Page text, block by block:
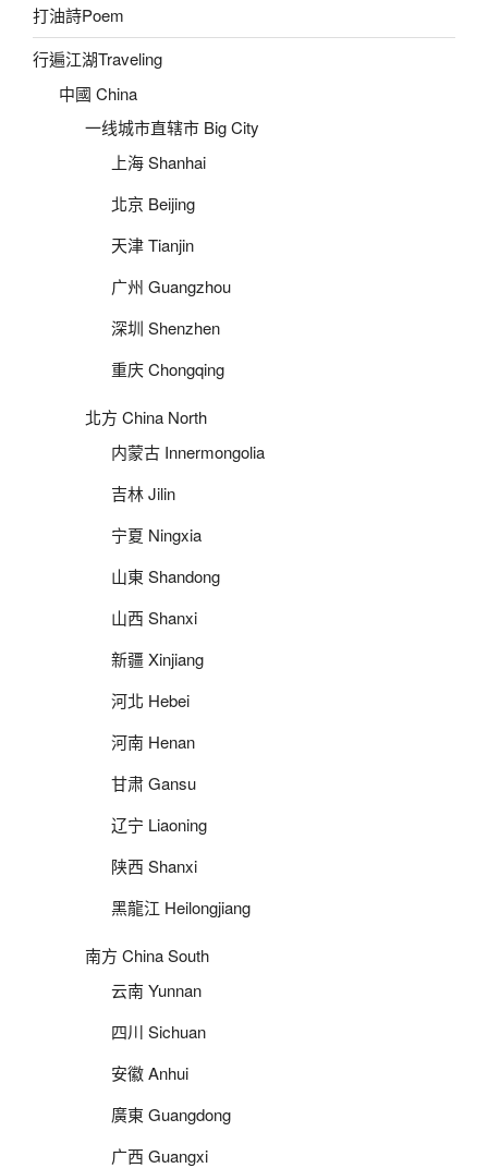
打油詩Poem
行遍江湖Traveling
中國 China
一线城市直辖市 Big City
上海 Shanhai
北京 Beijing
天津 Tianjin
广州 Guangzhou
深圳 Shenzhen
重庆 Chongqing
北方 China North
内蒙古 Innermongolia
吉林 Jilin
宁夏 Ningxia
山東 Shandong
山西 Shanxi
新疆 Xinjiang
河北 Hebei
河南 Henan
甘肃 Gansu
辽宁 Liaoning
陕西 Shanxi
黑龍江 Heilongjiang
南方 China South
云南 Yunnan
四川 Sichuan
安徽 Anhui
廣東 Guangdong
广西 Guangxi